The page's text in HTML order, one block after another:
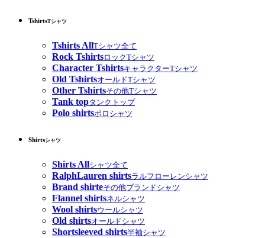
TshirtsTシャツ
Tshirts AllTシャツ全て
Rock TshirtsロックTシャツ
Character TshirtsキャラクターTシャツ
Old TshirtsオールドTシャツ
Other Tshirtsその他Tシャツ
Tank topタンクトップ
Polo shirtsポロシャツ
Shirtsシャツ
Shirts Allシャツ全て
RalphLauren shirtsラルフローレンシャツ
Brand shirteその他ブランドシャツ
Flannel shirtsネルシャツ
Wool shirtsウールシャツ
Old shirtsオールドシャツ
Shortsleeved shirts半袖シャツ